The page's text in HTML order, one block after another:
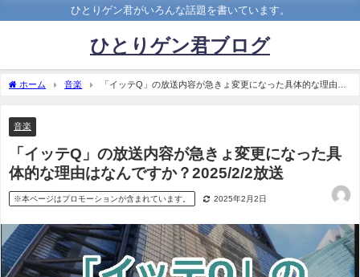
ひとりゲン君がいろんな話題を書いています。
ひとりゲン君ブログ
ホーム 音楽
「イッテQ」の放送内容が急きょ変更になった具体的な理由は
音楽
「イッテQ」の放送内容が急きょ変更になった具
体的な理由はなんですか？2025/2/2放送
※本ページはプロモーションが含まれています。 2025年2月2日